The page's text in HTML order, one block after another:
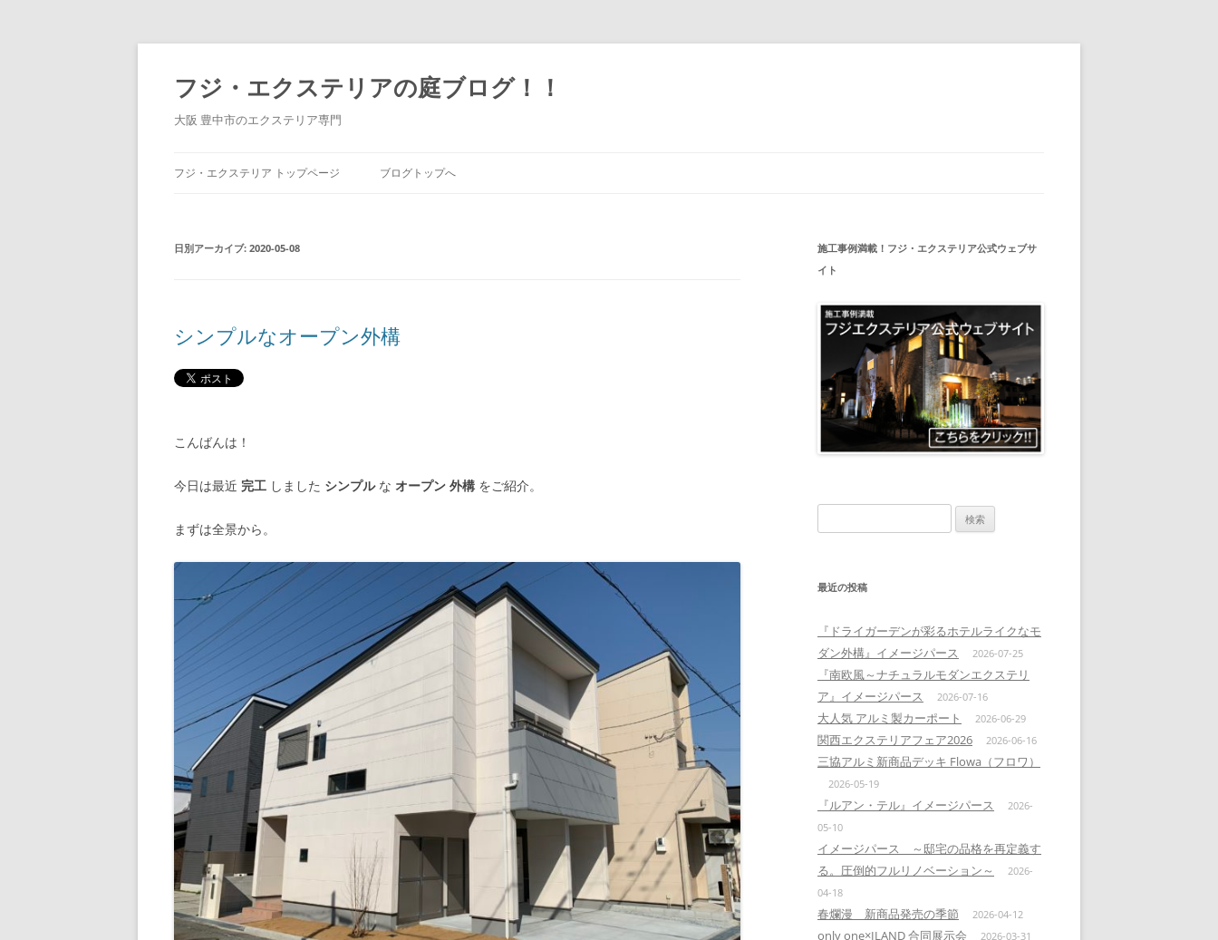
コ
ン
ツ
へ
ス
フジ・エクステリアの庭ブログ！！
大阪 豊中市のエクステリア専門
フジ・エクステリア トップページ ブログトップへ
日別アーカイブ: 2020-05-08
シンプルなオープン外構
こんばんは！
今日は最近 完工 しました シンプルな オープン 外構 をご紹介。
まずは全景から。
施工事例満載！フジ・エクステリア公式ウェブサ
イト
索:
最近の投稿
『ドライガーデンが彩るホテルライクなモ
ダン外構』イメージパース
2026-07-25
『南欧風～ナチュラルモダンエクステリ
ア』イメージパース
2026-07-16
大人気 アルミ製カーポート 2026-06-29
関西エクステリアフェア2026 2026-06-16
三協アルミ新商品デッキ Flowa（フロワ）
2026-05-19
『ルアン・テル』イメージパース
2026-
05-10
イメージパース ～邸宅の品格を再定義す
る。圧倒的フルリノベーション～
2026-
04-18
春爛漫 新商品発売の季節 2026-04-12
only one×ILAND 合同展示会 2026-03-31